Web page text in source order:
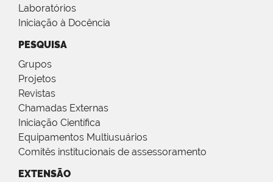
Laboratórios
Iniciação à Docência
PESQUISA
Grupos
Projetos
Revistas
Chamadas Externas
Iniciação Científica
Equipamentos Multiusuários
Comitês institucionais de assessoramento
EXTENSÃO